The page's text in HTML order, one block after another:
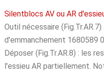
Silentblocs AV ou AR
Outil nécessaire
d'emmanchement 1680589
Déposer (Fig.Tr.AR.8) : les
l'essieu AR partiellement.